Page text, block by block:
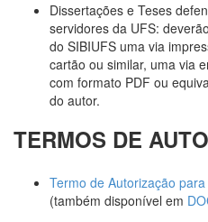
Dissertações e Teses
servidores da UFS:
do SIBIUFS uma via
cartão ou similar, uma via
com formato PDF ou
do autor.
TERMOS DE
Termo de Autorização
(também disponível em